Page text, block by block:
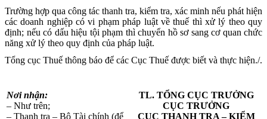
Trường hợp qua công tác thanh tra, kiểm tra, xác minh nếu phát hiện
các doanh nghiệp có vi phạm pháp luật về thuế thì xử lý theo quy
định; nếu có dấu hiệu tội phạm thì chuyển hồ sơ sang cơ quan chức
năng xử lý theo quy định của pháp luật.
Tổng cục Thuế thông báo để các Cục Thuế được biết và thực hiện./.
Nơi nhận:
– Như trên;
– Thanh tra – Bộ Tài chính (để
TL. TỔNG CỤC TRƯỞNG
CỤC TRƯỞNG
CỤC THANH TRA – KIỂM